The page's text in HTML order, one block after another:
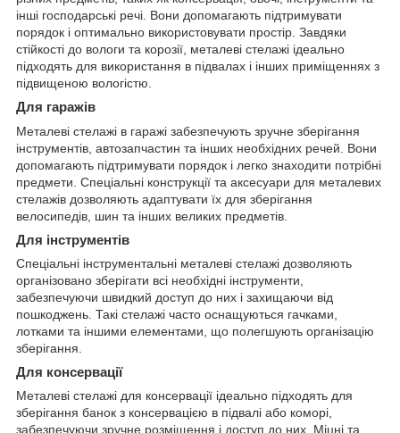
інші господарські речі. Вони допомагають підтримувати
порядок і оптимально використовувати простір. Завдяки
стійкості до вологи та корозії, металеві стелажі ідеально
підходять для використання в підвалах і інших приміщеннях з
підвищеною вологістю.
Для гаражів
Металеві стелажі в гаражі забезпечують зручне зберігання
інструментів, автозапчастин та інших необхідних речей. Вони
допомагають підтримувати порядок і легко знаходити потрібні
предмети. Спеціальні конструкції та аксесуари для металевих
стелажів дозволяють адаптувати їх для зберігання
велосипедів, шин та інших великих предметів.
Для інструментів
Спеціальні інструментальні металеві стелажі дозволяють
організовано зберігати всі необхідні інструменти,
забезпечуючи швидкий доступ до них і захищаючи від
пошкоджень. Такі стелажі часто оснащуються гачками,
лотками та іншими елементами, що полегшують організацію
зберігання.
Для консервації
Металеві стелажі для консервації ідеально підходять для
зберігання банок з консервацією в підвалі або коморі,
забезпечуючи зручне розміщення і доступ до них. Міцні та